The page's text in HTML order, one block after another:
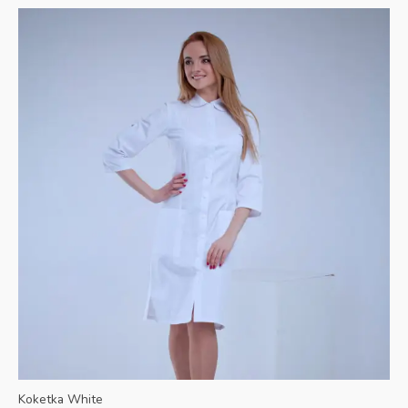
Koketka White